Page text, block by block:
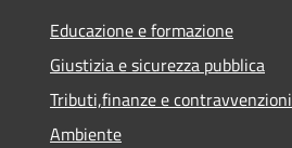
Educazione e formazione
Giustizia e sicurezza pubblica
Tributi,finanze e contravvenzioni
Ambiente